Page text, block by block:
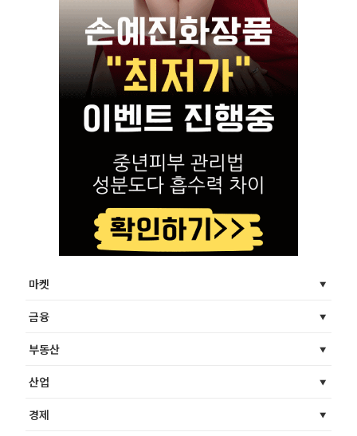
마켓
금융
부동산
산업
경제